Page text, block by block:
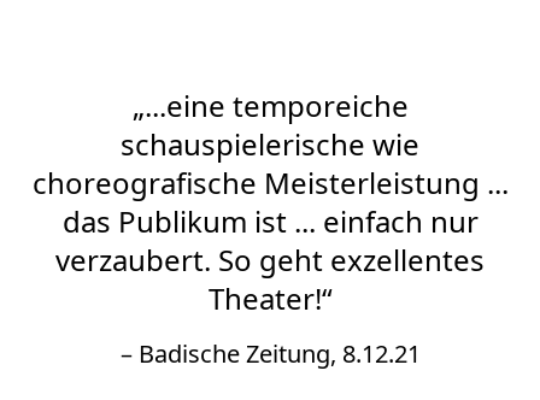
„...eine temporeiche
schauspielerische wie
choreografische Meisterleistung ...
das Publikum ist ... einfach nur
verzaubert. So geht exzellentes
Theater!“
– Badische Zeitung, 8.12.21